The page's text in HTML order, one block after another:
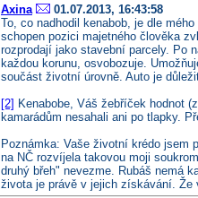
Axina
01.07.2013, 16:43:58
To, co nadhodil kenabob, je dle
schopen pozici majetného člověka
rozprodají jako stavební parcely. Po
každou korunu, osvobozuje.
součást životní úrovně. Auto je
[2] Kenabobe, Váš žebříček hodnot
kamarádům nesahali ani po tlapky.
Poznámka: Vaše životní krédo jsem
na NČ rozvíjela takovou moji
druhý břeh" nevezme. Rubáš nemá
života je právě v jejich získávání. Že